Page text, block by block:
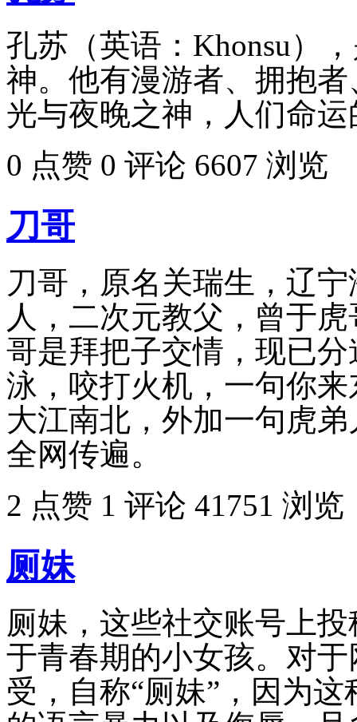
孔苏（英语：Khonsu）
神。他有漫游者、拥抱
光与夜晚之神，人们命
0 点赞 0 评论 6607 浏览
刀哥
刀哥，原名关瑞生，辽
人，二次元教父，曾于
哥是拜把子交情，现已
泳，咬打火机，一句你
大江南北，外加一句虎
全网传遍。
2 点赞 1 评论 41751 浏览
厕妹
厕妹，这些社交账号上
于青春期的小女孩。对
受，自称“厕妹”，因为